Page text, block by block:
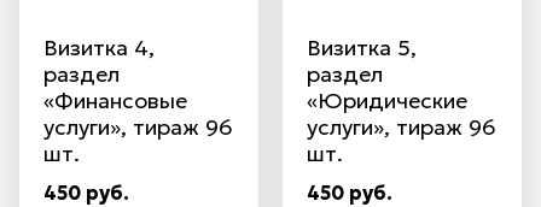
Визитка 4,
раздел
«Финансовые
услуги», тираж 96
шт.
450 руб.
Визитка 5,
раздел
«Юридические
услуги», тираж 96
шт.
450 руб.